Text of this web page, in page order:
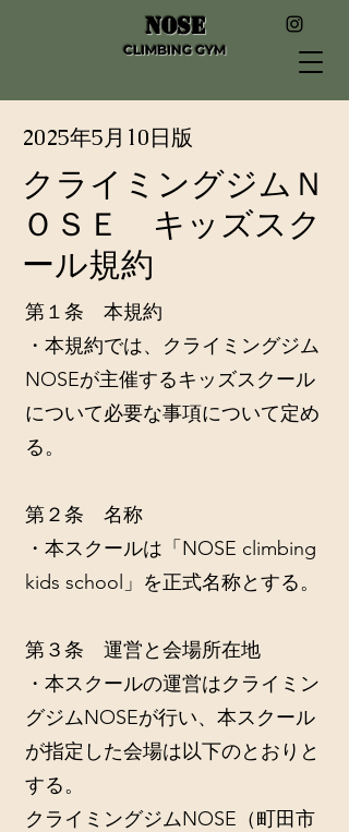
NOSE
CLIMBING GYM
​2025年5月10日版
クライミングジムＮ
ＯＳＥ キッズスク
ール規約
第１条 本規約
・本規約では、クライミングジム
NOSEが主催するキッズスクール
について必要な事項について定め
る。
第２条 名称
・本スクールは「NOSE climbing
kids school」を正式名称とする。
第３条 運営と会場所在地
・本スクールの運営はクライミン
グジムNOSEが行い、本スクール
が指定した会場は以下のとおりと
する。
クライミングジムNOSE（町田市